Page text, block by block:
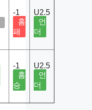
-1
홈
패
U2.5
언
더
-1
홈
승
U2.5
언
더